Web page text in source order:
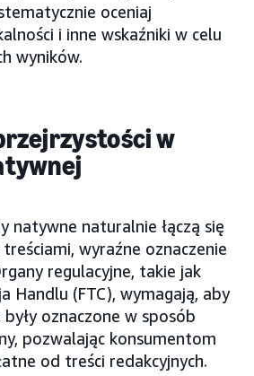
oceniaj
i inne wskaźniki w celu
wyników.
w
natywne naturalnie łączą się
wyraźne oznaczenie
regulacyjne, takie jak
Handlu (FTC), wymagają, aby
oznaczone w sposób
pozwalając konsumentom
od treści redakcyjnych.